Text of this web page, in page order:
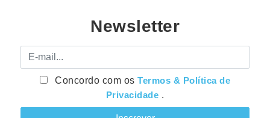
Newsletter
E-mail
Concordo com osTermos & Política de
Privacidade .